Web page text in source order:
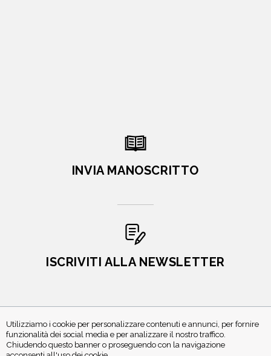
Utilizziamo i cookie per personalizzare contenuti e annunci, per fornire
funzionalità dei social media e per analizzare il nostro traffico.
Chiudendo questo banner o proseguendo con la navigazione
INVIA MANOSCRITTO
ISCRIVITI ALLA NEWSLETTER